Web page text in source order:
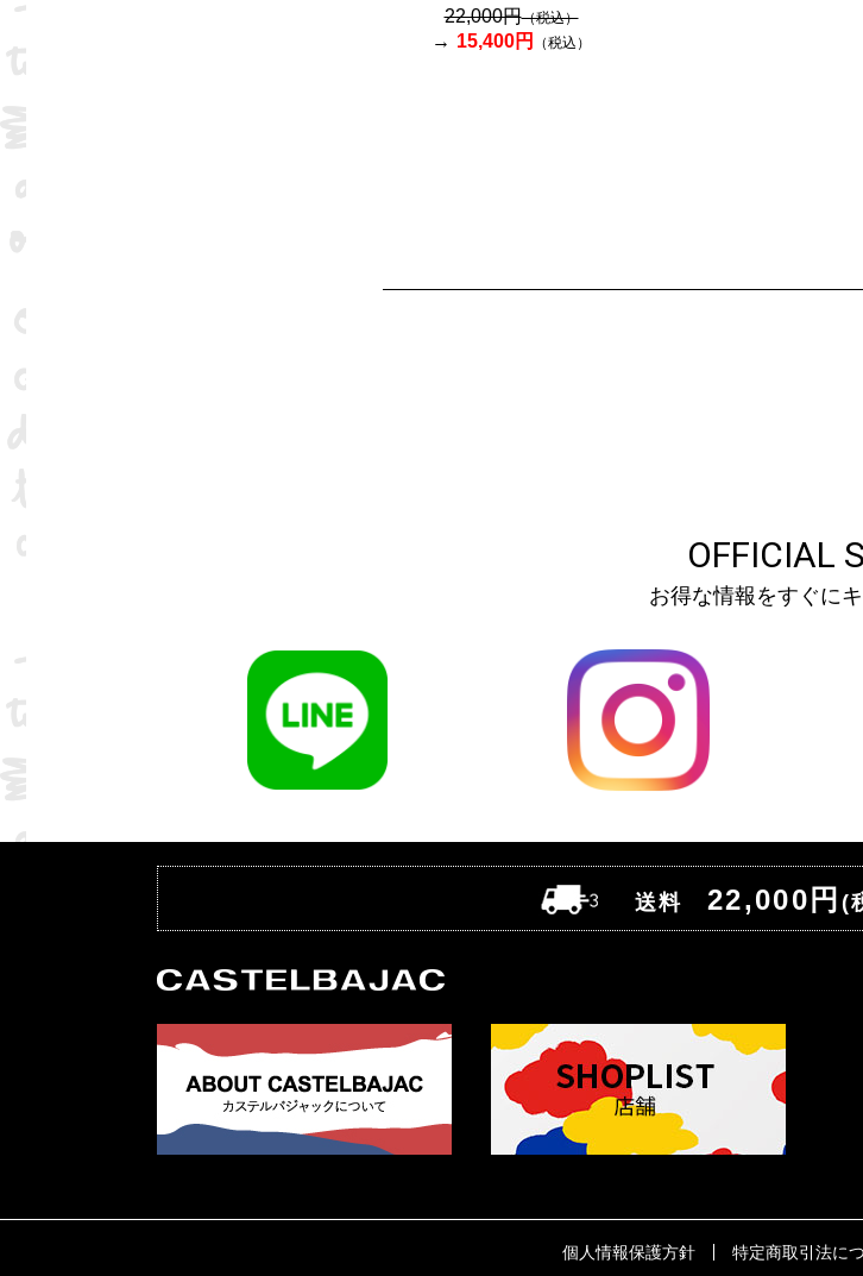
22,000円（税込）
15,400円 （税込）
OFFICIAL
お得な情報をすぐにキ
送料 22,000円 (
個人情報保護方針 特定商取引法に